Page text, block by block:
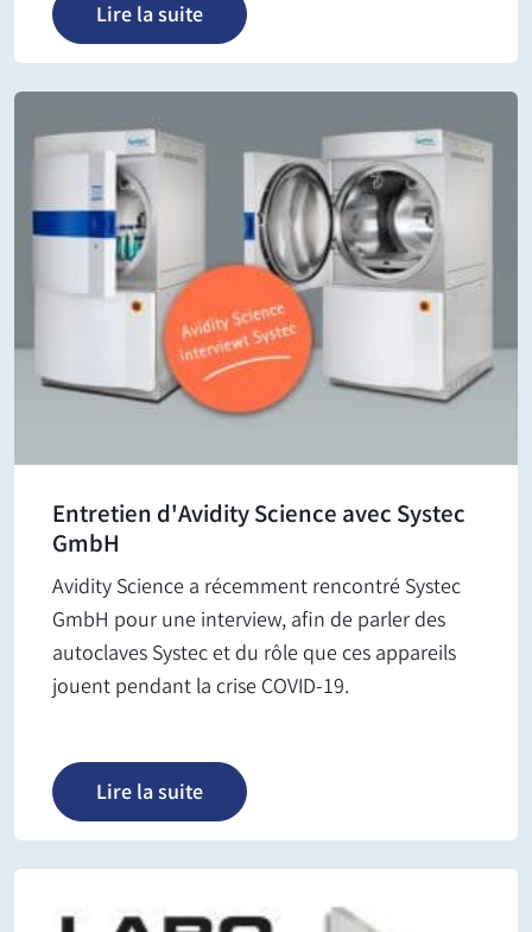
Lire la suite
Entretien d'Avidity Science avec Systec
GmbH
Avidity Science a récemment rencontré Systec
GmbH pour une interview, afin de parler des
autoclaves Systec et du rôle que ces appareils
jouent pendant la crise COVID-19.
Lire la suite